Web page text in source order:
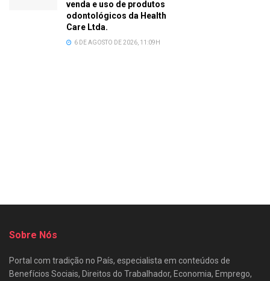
venda e uso de produtos
odontológicos da Health
Care Ltda.
6 DE AGOSTO DE 2026, 11:09H
Sobre Nós
Portal com tradição no País, especialista em conteúdos de
Benefícios Sociais, Direitos do Trabalhador, Economia, Emprego,